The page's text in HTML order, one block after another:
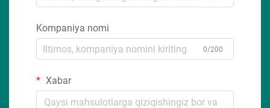
Kompaniya nomi
0/200
Xabar